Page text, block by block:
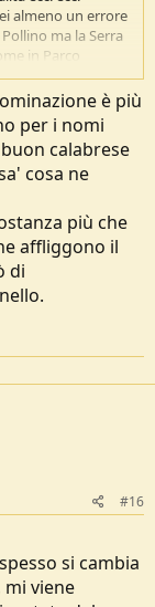
almeno un errore
ma la Serra
in Parco
è più
per i nomi
calabrese
cosa ne
più che
affliggono il
di
#16
si cambia
mi viene